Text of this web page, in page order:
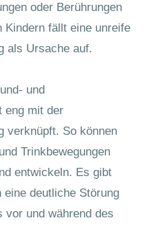
oder Berührungen
Kindern fällt eine unreife
als Ursache auf.
und
eng mit der
verknüpft. So können
Trinkbewegungen
entwickeln. Es gibt
eine deutliche Störung
vor und während des